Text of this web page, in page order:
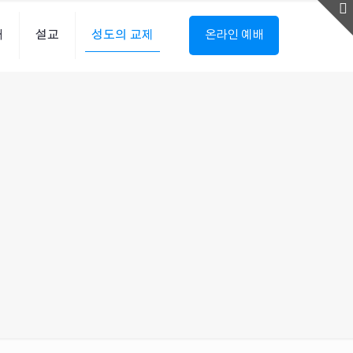
설교 성도의 교제 온라인 예배